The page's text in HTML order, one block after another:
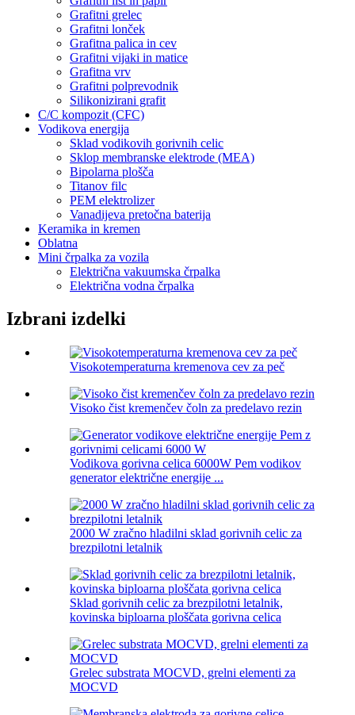
Grafitni grelec
Grafitni lonček
Grafitna palica in cev
Grafitni vijaki in matice
Grafitna vrv
Grafitni polprevodnik
Silikonizirani grafit
C/C kompozit (CFC)
Vodikova energija
Sklad vodikovih gorivnih celic
Sklop membranske elektrode (MEA)
Bipolarna plošča
Titanov filc
PEM elektrolizer
Vanadijeva pretočna baterija
Keramika in kremen
Oblatna
Mini črpalka za vozila
Električna vakuumska črpalka
Električna vodna črpalka
Izbrani izdelki
Visokotemperaturna kremenova cev za peč
Visoko čist kremenčev čoln za predelavo rezin
Vodikova gorivna celica 6000W Pem vodikov
generator električne energije ...
2000 W zračno hladilni sklad gorivnih celic za
brezpilotni letalnik
Sklad gorivnih celic za brezpilotni letalnik,
kovinska biploarna ploščata gorivna celica
Grelec substrata MOCVD, grelni elementi za
MOCVD